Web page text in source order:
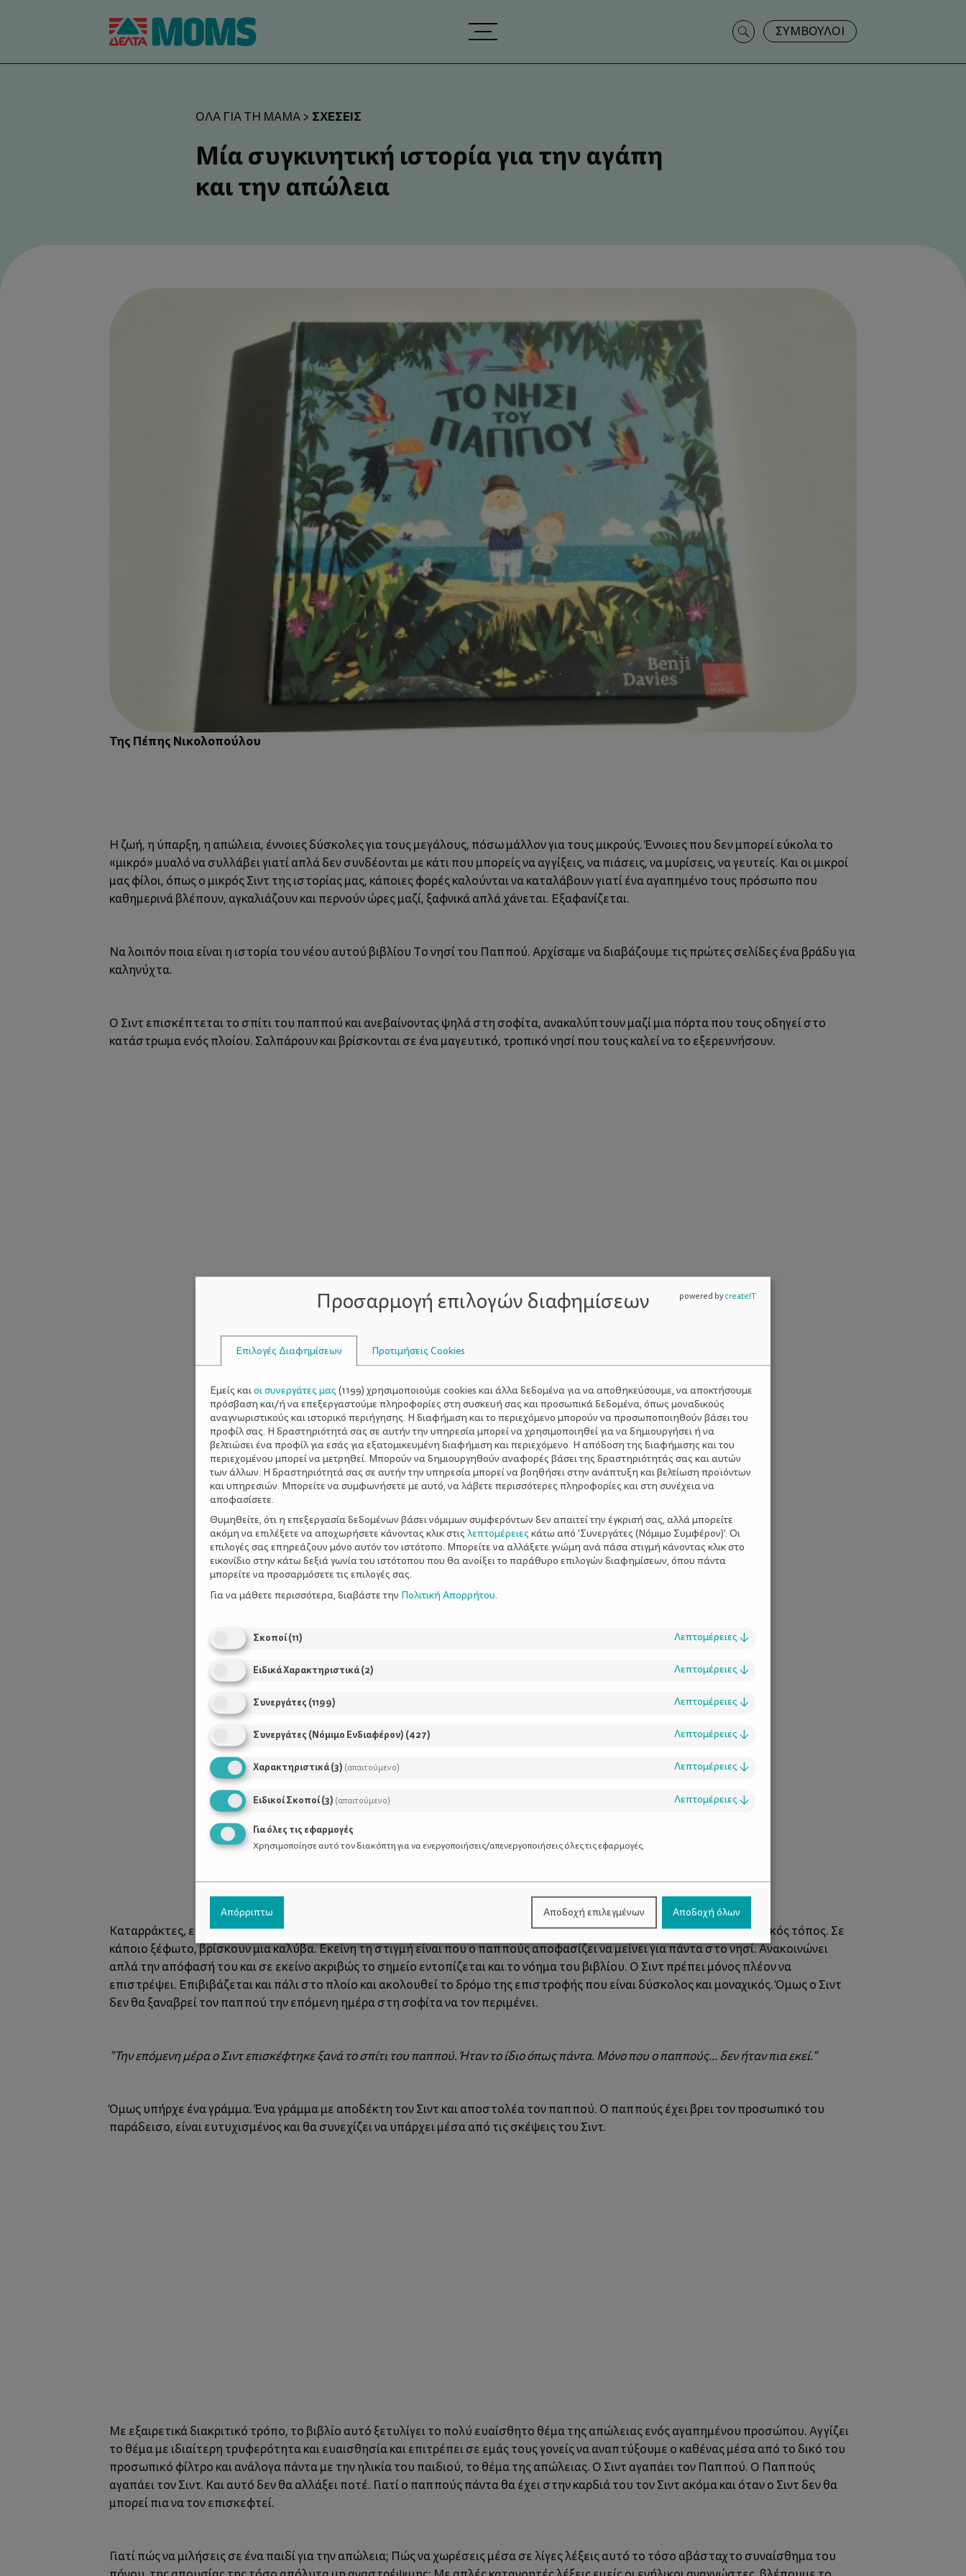
Search
for:
ΣΥΜΒΟΥΛΟΙ
ΌΛΑ ΓΙΑ ΤΗ ΜΑΜΆ> ΣΧΈΣΕΙΣ
Μία συγκινητική ιστορία για την αγάπη
και την απώλεια
Της Πέπης Νικολοπούλου
H ζωή, η ύπαρξη, η απώλεια, έννοιες δύσκολες για τους μεγάλους, πόσω μάλλον για τους μικρούς. Έννοιες που δεν μπορεί εύκολα το
«μικρό» μυαλό να συλλάβει γιατί απλά δεν συνδέονται με κάτι που μπορείς να αγγίξεις, να πιάσεις, να μυρίσεις, να γευτείς. Και οι μικροί
μας φίλοι, όπως ο μικρός Σιντ της ιστορίας μας, κάποιες φορές καλούνται να καταλάβουν γιατί ένα αγαπημένο τους πρόσωπο που
καθημερινά βλέπουν, αγκαλιάζουν και περνούν ώρες μαζί, ξαφνικά απλά χάνεται. Εξαφανίζεται.
Να λοιπόν ποια είναι η ιστορία του νέου αυτού βιβλίου Το νησί του Παππού. Αρχίσαμε να διαβάζουμε τις πρώτες σελίδες ένα βράδυ για
καληνύχτα.
Ο Σιντ επισκέπτεται το σπίτι του παππού και ανεβαίνοντας ψηλά στη σοφίτα, ανακαλύπτουν μαζί μια πόρτα που τους οδηγεί στο
κατάστρωμα ενός πλοίου. Σαλπάρουν και βρίσκονται σε ένα μαγευτικό, τροπικό νησί που τους καλεί να το εξερευνήσουν.
Καταρράκτες, εξωτικά πουλιά, διαφορετικά δέντρα, μερικά μόνο από τα πολλά και υπέροχα που διαθέτει αυτός ο μοναδικός τόπος. Σε
κάποιο ξέφωτο, βρίσκουν μια καλύβα. Εκείνη τη στιγμή είναι που ο παππούς αποφασίζει να μείνει για πάντα στο νησί. Ανακοινώνει
απλά την απόφασή του και σε εκείνο ακριβώς το σημείο εντοπίζεται και το νόημα του βιβλίου. Ο Σιντ πρέπει μόνος πλέον να
επιστρέψει. Επιβιβάζεται και πάλι στο πλοίο και ακολουθεί το δρόμο της επιστροφής που είναι δύσκολος και μοναχικός. Όμως ο Σιντ
δεν θα ξαναβρεί τον παππού την επόμενη ημέρα στη σοφίτα να τον περιμένει.
”Την επόμενη μέρα ο Σιντ επισκέφτηκε ξανά το σπίτι του παππού. Ήταν το ίδιο όπως πάντα. Μόνο που ο παππούς… δεν ήταν πια εκεί.”
Όμως υπήρχε ένα γράμμα. Ένα γράμμα με αποδέκτη τον Σιντ και αποστολέα τον παππού. Ο παππούς έχει βρει τον προσωπικό του
παράδεισο, είναι ευτυχισμένος και θα συνεχίζει να υπάρχει μέσα από τις σκέψεις του Σιντ.
Με εξαιρετικά διακριτικό τρόπο, το βιβλίο αυτό ξετυλίγει το πολύ ευαίσθητο θέμα της απώλειας ενός αγαπημένου προσώπου. Αγγίζει
το θέμα με ιδιαίτερη τρυφερότητα και ευαισθησία και επιτρέπει σε εμάς τους γονείς να αναπτύξουμε ο καθένας μέσα από το δικό του
προσωπικό φίλτρο και ανάλογα πάντα με την ηλικία του παιδιού, το θέμα της απώλειας. Ο Σιντ αγαπάει τον Παππού. Ο Παππούς
αγαπάει τον Σιντ. Και αυτό δεν θα αλλάξει ποτέ. Γιατί ο παππούς πάντα θα έχει στην καρδιά του τον Σιντ ακόμα και όταν ο Σιντ δεν θα
μπορεί πια να τον επισκεφτεί.
Γιατί πώς να μιλήσεις σε ένα παιδί για την απώλεια; Πώς να χωρέσεις μέσα σε λίγες λέξεις αυτό το τόσο αβάσταχτο συναίσθημα του
Προσαρμογή επιλογών διαφημίσεων
Επιλογές Διαφημίσεων Προτιμήσεις Cookies
Εμείς καιοι συνεργάτες μας (1199) χρησιμοποιούμε cookies και άλλα δεδομένα για να αποθηκεύσουμε, να αποκτήσουμε
πρόσβαση και/ή να επεξεργαστούμε πληροφορίες στη συσκευή σας και προσωπικά δεδομένα, όπως μοναδικούς
αναγνωριστικούς και ιστορικό περιήγησης. Η διαφήμιση και το περιεχόμενο μπορούν να προσωποποιηθούν βάσει του
προφίλ σας. Η δραστηριότητά σας σε αυτήν την υπηρεσία μπορεί να χρησιμοποιηθεί για να δημιουργήσει ή να
βελτιώσει ένα προφίλ για εσάς για εξατομικευμένη διαφήμιση και περιεχόμενο. Η απόδοση της διαφήμισης και του
περιεχομένου μπορεί να μετρηθεί. Μπορούν να δημιουργηθούν αναφορές βάσει της δραστηριότητάς σας και αυτών
των άλλων. Η δραστηριότητά σας σε αυτήν την υπηρεσία μπορεί να βοηθήσει στην ανάπτυξη και βελτίωση προϊόντων
και υπηρεσιών. Μπορείτε να συμφωνήσετε με αυτό, να λάβετε περισσότερες πληροφορίες και στη συνέχεια να
αποφασίσετε.
Θυμηθείτε, ότι η επεξεργασία δεδομένων βάσει νόμιμων συμφερόντων δεν απαιτεί την έγκρισή σας, αλλά μπορείτε
ακόμη να επιλέξετε να αποχωρήσετε κάνοντας κλικ στις λεπτομέρειες κάτω από 'Συνεργάτες (Νόμιμο Συμφέρον)'. Οι
επιλογές σας επηρεάζουν μόνο αυτόν τον ιστότοπο. Μπορείτε να αλλάξετε γνώμη ανά πάσα στιγμή κάνοντας κλικ στο
εικονίδιο στην κάτω δεξιά γωνία του ιστότοπου που θα ανοίξει το παράθυρο επιλογών διαφημίσεων, όπου πάντα
μπορείτε να προσαρμόσετε τις επιλογές σας.
Για να μάθετε περισσότερα, διαβάστε την Πολιτική Απορρήτου.
Σκοποί(11) Λεπτομέρειες ↓
Ειδικά Χαρακτηριστικά(2) Λεπτομέρειες ↓
Συνεργάτες (1199) Λεπτομέρειες ↓
Συνεργάτες (Νόμιμο Ενδιαφέρον) (427) Λεπτομέρειες ↓
Χαρακτηριστικά(3) (απαιτούμενο) Λεπτομέρειες ↓
Ειδικοί Σκοποί(3) (απαιτούμενο) Λεπτομέρειες ↓
Για όλες τις εφαρμογές
Χρησιμοποίησε αυτό τον διακόπτη για να ενεργοποιήσεις/απενεργοποιήσεις όλες τις εφαρμογές.
Απόρριπτω Αποδοχή επιλεγμένων Αποδοχή όλων
powered bycreateIT